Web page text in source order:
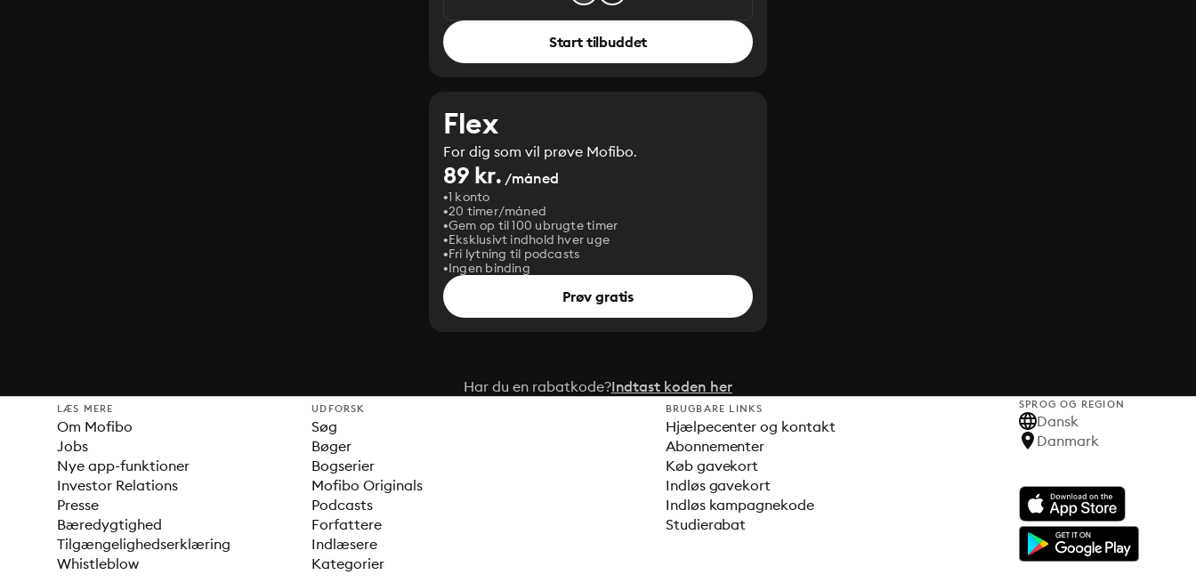
Start tilbuddet
Flex
For dig som vil prøve Mofibo.
89 kr. /måned
1 konto
20 timer/måned
Gem op til 100 ubrugte timer
Eksklusivt indhold hver uge
Fri lytning til podcasts
Ingen binding
Prøv gratis
Har du en rabatkode?Indtast koden her
LÆS MERE
Om Mofibo
Jobs
Nye app-funktioner
Investor Relations
Presse
Bæredygtighed
Tilgængelighedserklæring
Whistleblow
UDFORSK
Søg
Bøger
Bogserier
Mofibo Originals
Podcasts
Forfattere
Indlæsere
Kategorier
BRUGBARE LINKS
Hjælpecenter og kontakt
Abonnementer
Køb gavekort
Indløs gavekort
Indløs kampagnekode
Studierabat
SPROG OG REGION
Dansk
Danmark